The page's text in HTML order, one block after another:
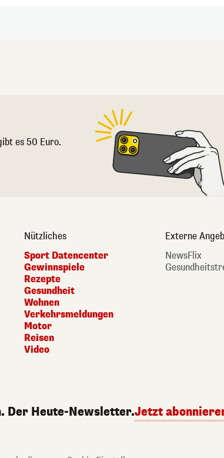
es 50 Euro.
Nützliches
Sport Datencenter
Gewinnspiele
Rezepte
Gesundheit
Wohnen
Verkehrsmeldungen
Motor
Reisen
Video
Externe
NewsFlix
Der Heute-Newsletter.Jetzt